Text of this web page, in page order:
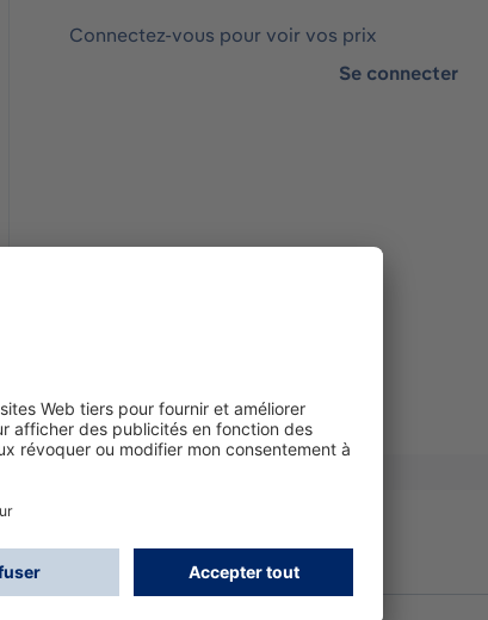
Connectez-vous pour voir vos prix
Se connecter